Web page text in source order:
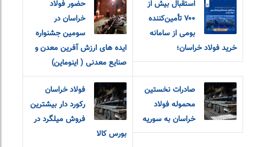
استقبال بیش از
۷۰۰ تأمین‌کننده
بومی از سامانه
خرید فولاد خراسان؛
حضور فولاد
خراسان در
سومین جشنواره
ایده های ارزش آفرین معدن و
صنایع معدنی ( اینوماین)
صادرات نخستین
محموله فولاد
خراسان به سوریه
فولاد خراسان
رکورد دار بیشترین
فروش میلگرد در
بورس کالا